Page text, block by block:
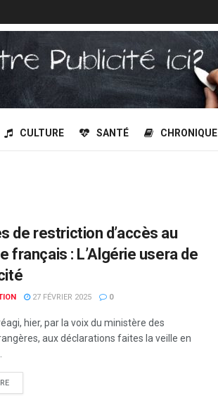
CULTURE SANTÉ CHRONIQUE
de restriction d’accès au
français : L’Algérie usera de
27 FÉVRIER 2025 0
hier, par la voix du ministère des
aux déclarations faites la veille en